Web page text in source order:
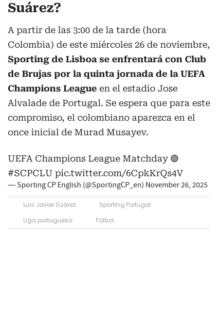
Suárez?
A partir de las 3:00 de la tarde (hora
Colombia) de este miércoles 26 de noviembre,
Sporting de Lisboa se enfrentará con Club
de Brujas por la quinta jornada de la UEFA
Champions League en el estadio Jose
Alvalade de Portugal. Se espera que para este
compromiso, el colombiano aparezca en el
once inicial de Murad Musayev.
UEFA Champions League Matchday 🟢
#SCPCLU pic.twitter.com/6CpkKrQs4V
— Sporting CP English (@SportingCP_en) November 26, 2025
Luis Javier Suárez
Sporting Portugal
Liga portuguesa
Fútbol